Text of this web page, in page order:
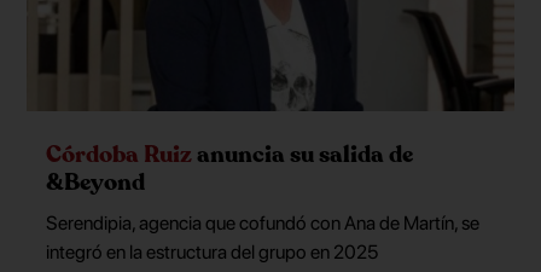
Córdoba Ruizanuncia su salida de
&Beyond
Serendipia, agencia que cofundó con Ana de Martín, se
integró en la estructura del grupo en 2025